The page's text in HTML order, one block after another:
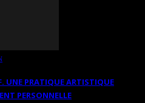
UNE PRATIQUE ARTISTIQUE
PERSONNELLE